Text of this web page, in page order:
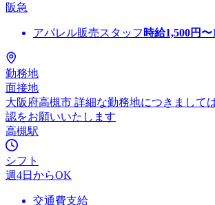
阪急
アパレル販売スタッフ 時給1,500円〜
勤務地
面接地
大阪府高槻市 詳細な勤務地につきまして
認をお願いいたします
高槻駅
シフト
週4日からOK
交通費支給